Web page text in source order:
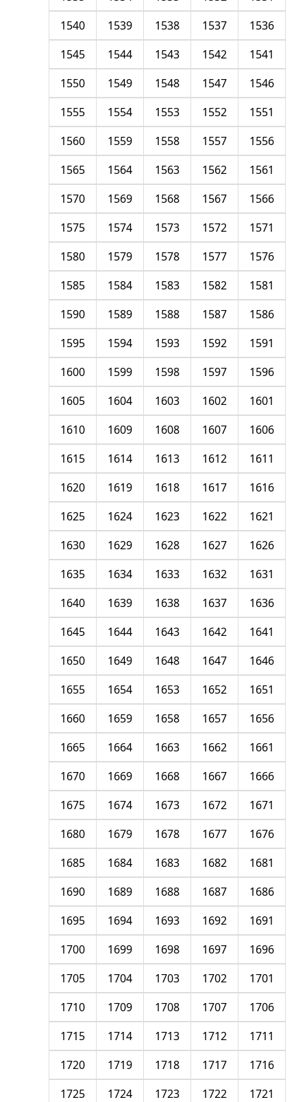
1536
1537
1538
1539
1540
1541
1542
1543
1544
1545
1546
1547
1548
1549
1550
1551
1552
1553
1554
1555
1556
1557
1558
1559
1560
1561
1562
1563
1564
1565
1566
1567
1568
1569
1570
1571
1572
1573
1574
1575
1576
1577
1578
1579
1580
1581
1582
1583
1584
1585
1586
1587
1588
1589
1590
1591
1592
1593
1594
1595
1596
1597
1598
1599
1600
1601
1602
1603
1604
1605
1606
1607
1608
1609
1610
1611
1612
1613
1614
1615
1616
1617
1618
1619
1620
1621
1622
1623
1624
1625
1626
1627
1628
1629
1630
1631
1632
1633
1634
1635
1636
1637
1638
1639
1640
1641
1642
1643
1644
1645
1646
1647
1648
1649
1650
1651
1652
1653
1654
1655
1656
1657
1658
1659
1660
1661
1662
1663
1664
1665
1666
1667
1668
1669
1670
1671
1672
1673
1674
1675
1676
1677
1678
1679
1680
1681
1682
1683
1684
1685
1686
1687
1688
1689
1690
1691
1692
1693
1694
1695
1696
1697
1698
1699
1700
1701
1702
1703
1704
1705
1706
1707
1708
1709
1710
1711
1712
1713
1714
1715
1716
1717
1718
1719
1720
1721
1722
1723
1724
1725